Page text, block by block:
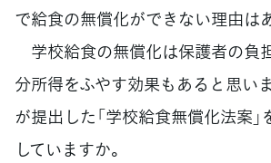
で給食の無償化ができない理由は
学校給食の無償化は保護者の負
分所得をふやす効果もあると思い
が提出した「学校給食無償化法案
していますか。